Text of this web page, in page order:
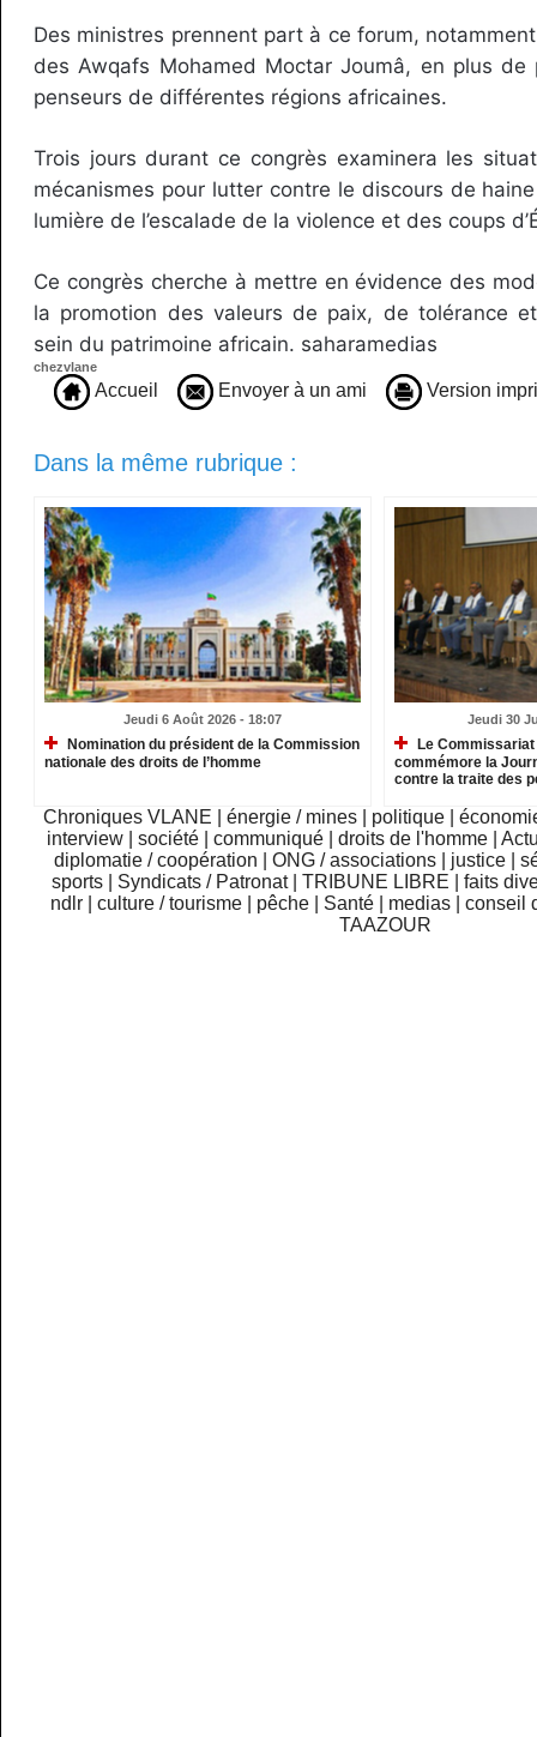
Des ministres prennent part à ce forum,
des Awqafs Mohamed Moctar Joumâ, en plus de
penseurs de différentes régions africaines.
Trois jours durant ce congrès examinera les
mécanismes pour lutter contre le discours de
lumière de l’escalade de la violence et des coups
Ce congrès cherche à mettre en évidence des
la promotion des valeurs ​​de paix, de tolérance
sein du patrimoine africain. saharamedias
chezvlane
Accueil Envoyer à un ami Version
Dans la même rubrique :
Jeudi 6 Août 2026 - 18:07
Nomination du président de la Commission
nationale des droits de l’homme
Jeudi 30
Le
commémore la
contre la traite des
Chroniques VLANE énergie / mines politique
interview
|société |communiqué |droits de l'homme |
diplomatie / coopération
ONG / associations justice
sports
Syndicats / Patronat TRIBUNE LIBRE
faits
ndlr
|culture / tourisme pêche Santé medias |conseil
TAAZOUR